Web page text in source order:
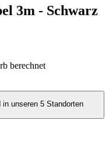
3m - Schwarz
berechnet
in unseren 5 Standorten